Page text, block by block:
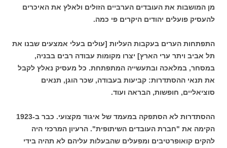
מן המושבות את העובדים הערביים הזולים ולאלץ את האיכרים
להעסיק פועלים יהודים היקרים פי כמה.
התפתחות הערים בעקבות העליות [עולים בעלי אמצעים שבנו את
תל אביב ויתר ערי הארץ] יצרו מקומות עבודה רבים בבניה,
במסחר, במלאכה ובתעשייה המתפתחת. כל מעסיק נאלץ לקבל
את תנאי ההסתדרות: קביעות בעבודה, שכר הוגן, תנאים
סוציאליים, חופשות, הבראה ועוד.
ההסתדרות לא הסתפקה במעמד של איגוד מקצועי. כבר ב-1923
הקימה את "חברת העובדים השיתופית". הרעיון המרכזי היה
להקים קואופרטיבים ומפעלים שהבעלות עליהם לא תהיה בידי